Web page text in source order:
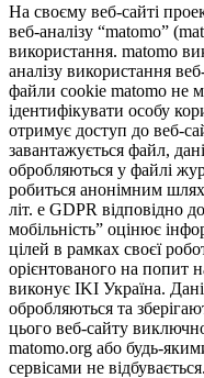
На своєму веб-сайті
веб-аналізу “mato­mo”
використання. mato­mo
аналізу використання
файли cook­ie mato­mo не
ідентифікувати особу
отримує доступ до веб-
завантажується файл,
обробляються у файлі
робиться анонімним
літ. е GDPR відповідно
мобільність” оцінює
цілей в рамках своєї
орієнтованого на попит
виконує IKI Україна.
обробляються та
цього веб-сайту
matomo.org або будь-
сервісами не відбувається.